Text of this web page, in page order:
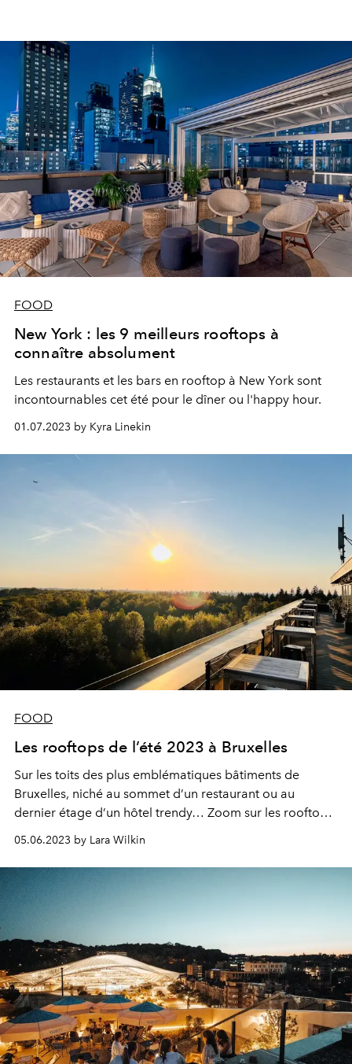
FOOD
New York : les 9 meilleurs rooftops à
connaître absolument
Les restaurants et les bars en rooftop à New York sont
incontournables cet été pour le dîner ou l'happy hour.
01.07.2023 by Kyra Linekin
FOOD
Les rooftops de l’été 2023 à Bruxelles
Sur les toits des plus emblématiques bâtiments de
Bruxelles, niché au sommet d’un restaurant ou au
dernier étage d’un hôtel trendy… Zoom sur les rooftops
coucher de soleil entre amis.
05.06.2023 by Lara Wilkin